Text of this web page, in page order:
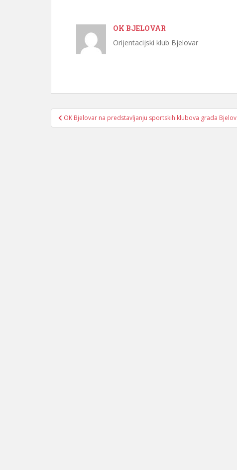
OK BJELOVAR
Orijentacijski klub Bjelovar
Navigacija
objava
OK Bjelovar na predstavljanju sportskih klubova grada